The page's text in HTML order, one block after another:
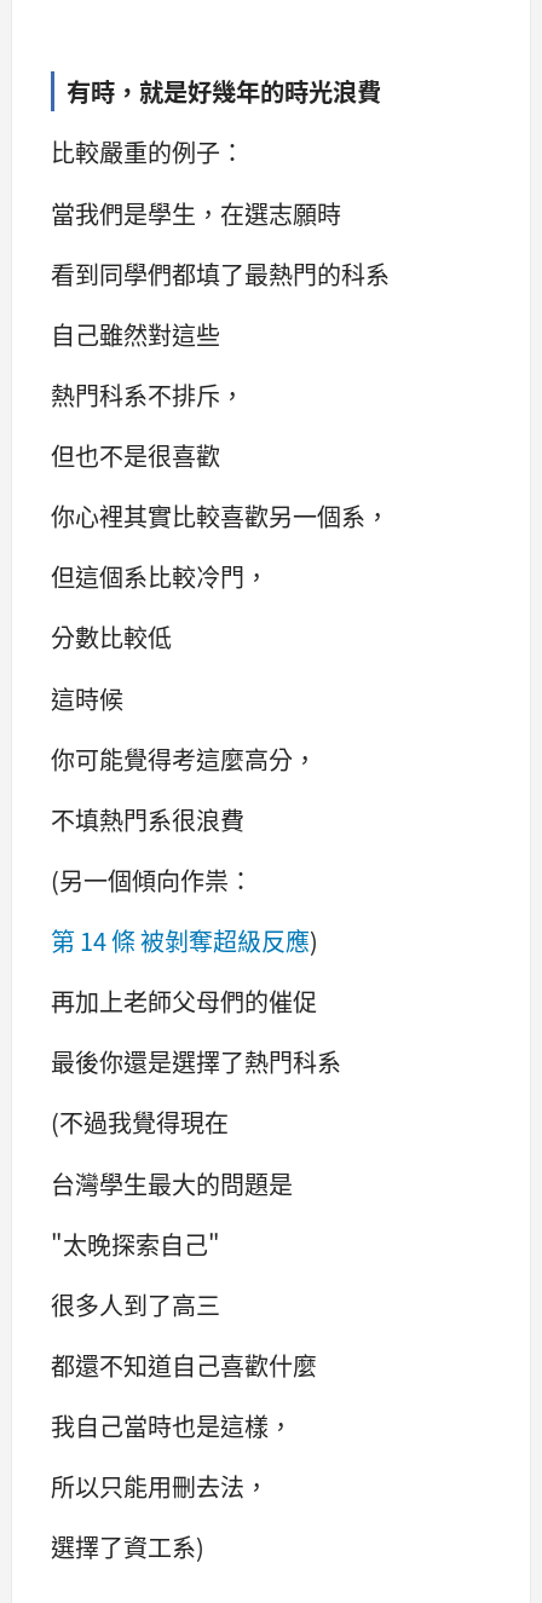
有時，就是好幾年的時光浪費
比較嚴重的例子：
當我們是學生，在選志願時
看到同學們都填了最熱門的科系
自己雖然對這些
熱門科系不排斥，
但也不是很喜歡
你心裡其實比較喜歡另一個系，
但這個系比較冷門，
分數比較低
這時候
你可能覺得考這麼高分，
不填熱門系很浪費
(另一個傾向作祟：
第 14 條 被剝奪超級反應)
再加上老師父母們的催促
最後你還是選擇了熱門科系
(不過我覺得現在
台灣學生最大的問題是
"太晚探索自己"
很多人到了高三
都還不知道自己喜歡什麼
我自己當時也是這樣，
所以只能用刪去法，
選擇了資工系)